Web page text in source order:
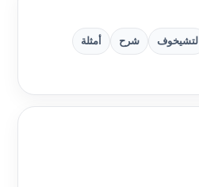
لتشيخوف شرح أمثلة